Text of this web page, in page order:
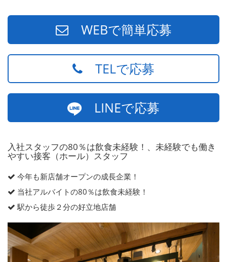
WEBで簡単応募
TELで応募
LINEで応募
入社スタッフの80％は飲食未経験！、未経験でも働き
やすい接客（ホール）スタッフ
今年も新店舗オープンの成長企業！
当社アルバイトの80％は飲食未経験！
駅から徒歩２分の好立地店舗